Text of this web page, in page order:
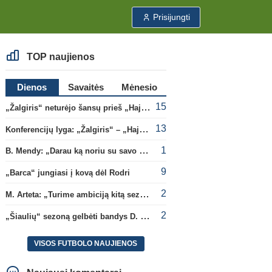
Prisijungti
TOP naujienos
Dienos Savaitės
Mėnesio
„Žalgiris“ neturėjo šansų prieš „Hajduk“
15
Konferencijų lyga: „Žalgiris“ – „Hajduk“ (rungtynės tiesiogiai) 13
B. Mendy: „Darau ką noriu su savo pasaulio čempionato titulu“ 1
„Barca“ jungiasi į kovą dėl Rodri 9
M. Arteta: „Turime ambiciją kitą sezoną kovoti dėl visų titulų“ 2
„Šiaulių“ sezoną gelbėti bandys D. Lastauskas 2
VISOS FUTBOLO NAUJIENOS